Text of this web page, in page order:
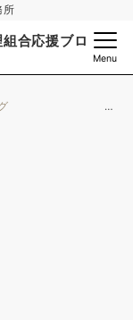
所
合応援ブロ
Menu
合応援ブログ